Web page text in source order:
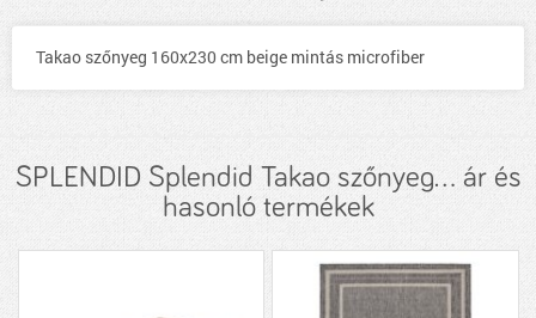
Takao szőnyeg 160x230 cm beige mintás microfiber
SPLENDID Splendid Takao szőnyeg... ár és
hasonló termékek